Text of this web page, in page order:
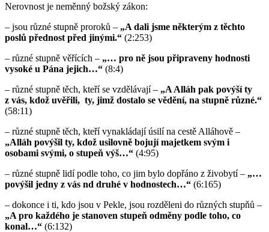
Nerovnost je neměnný božský zákon:
– jsou různé stupně proroků – „A dali jsme některým z těchto
poslů přednost před jinými.“ (2:253)
– různé stupně věřících – „… pro ně jsou připraveny hodnosti
vysoké u Pána jejich…“ (8:4)
– různé stupně těch, kteří se vzdělávají – „A Alláh pak povýší ty
z vás, kdož uvěřili, ty, jimž dostalo se vědění, na stupně různé.“
(58:11)
– různé stupně těch, kteří vynakládají úsilí na cestě Alláhově –
„Alláh povýšil ty, kdož usilovně bojují majetkem svým i
osobami svými, o stupeň výš…“ (4:95)
– různé stupně lidí podle toho, co jim bylo dopřáno z živobytí – „…
povýšil jedny z vás nd druhé v hodnostech…“ (6:165)
– dokonce i ti, kdo jsou v Pekle, jsou rozděleni do různých stupňů –
„A pro každého je stanoven stupeň odměny podle toho, co
konal…“ (6:132)